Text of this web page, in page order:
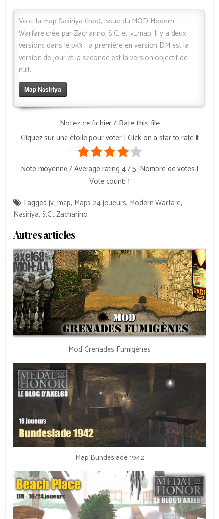
Voici la map Sasiriya (Iraq), issue du MOD Modern
Warfare crée par Zacharino, S.C. et jv_map. Il y a deux
versions dans le pk3 : la première en version DM est la
version de jour et la seconde est la version objectif de
nuit.
Map Nasiriya
Notez ce fichier / Rate this file
Cliquez sur une étoile pour voter | Click on a star to rate it
Note moyenne / Average rating 4/ 5. Nombre de votes |
Vote count: 1
Taggedjv_map, Maps 24 joueurs, Modern Warfare,
Nasiriya, S.C.,Zacharino
Autres articles
Mod Grenades Fumigènes
Map Bundeslade 1942